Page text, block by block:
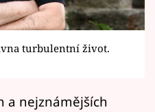
Vary
turbulentní život.
a nejznámějších